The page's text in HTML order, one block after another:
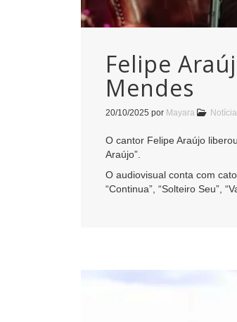
Felipe
Mendes
20/10/2025 por Mayara
O cantor Felipe Araújo
Araújo”.
O audiovisual conta com
“Continua”, “Solteiro Seu”,